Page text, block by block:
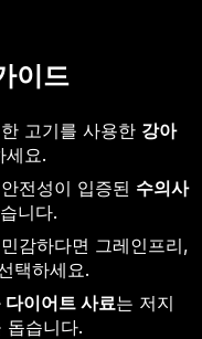
이드
고기를 사용한 강아
세요.
전성이 입증된 수의사
니다.
감하다면 그레인프리,
택하세요.
다이어트 사료는 저지
돕습니다.